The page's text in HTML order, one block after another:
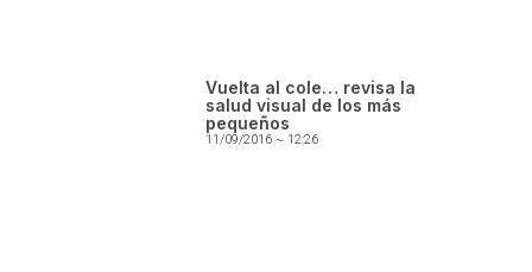
Vuelta al cole… revisa la
salud visual de los más
pequeños
11/09/2016 12:26